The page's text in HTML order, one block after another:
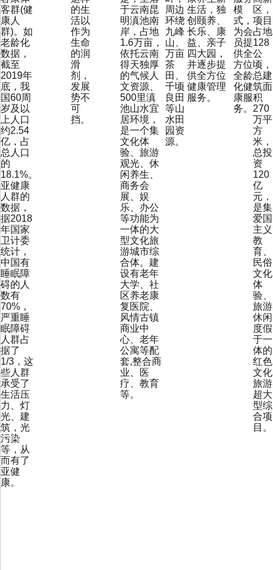
客群(健
康人
群)。如
老龄化
数据，
截至
2019年
底，我
国60周
岁及以
上人口
约2.54
亿，占
总人口
的
18.1%。
亚健康
人群的
数据，
据2018
年国家
卫计委
统计，
中国有
睡眠障
碍的人
数有
70%，
严重睡
眠障碍
人群占
据了
1/3，这
些人群
承受了
生活压
力、灯
光、建
筑，光
污染
等，从
而有了
亚健
康。
的生
活以
作为
生命
的润
滑
剂，
发展
势不
可
挡。
于云南昆
明滇池南
岸，占地
1.6万亩，
依托云南
得天独厚
的气候人
文资源、
500里滇
池山水宜
居环境，
是一个集
文化体
验、旅游
观光、休
闲养生、
商务会
展、娱
乐、办公
等功能为
一体的大
型文化旅
游城市综
合体。建
设有老年
大学、社
区养老康
复医院、
风情古镇
商业中
心、老年
公寓等配
套,整合商
业、医
疗、教育
等。
周边
环绕
九峰
山、
万亩
茶
田、
千顷
良田
等山
水田
园资
源。
生活，独
创颐养、
长乐、康
益、亲子
四大园，
并逐步提
供全方位
健康管理
服务。
模
式，
为会
员提
供全
方位
全龄
化健
康服
务。
区，
项目
占地
128
公
顷，
总建
筑面
积
270
万平
方
米，
总投
资
120
亿
元，
是集
爱国
主义
教
育、
民俗
文化
体
验、
旅游
休闲
度假
于一
体的
红色
文化
旅游
超大
型综
合项
目。